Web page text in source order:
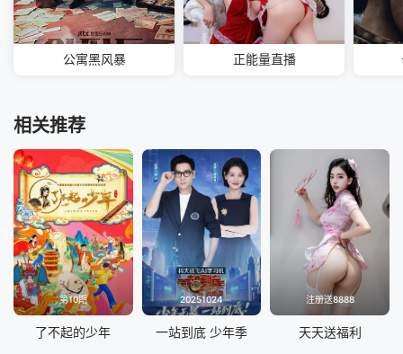
公寓黑风暴 正能量直播
相关推荐
第10期
了不起的少年
20251024
一站到底 少年季
注册送8888
天天送福利